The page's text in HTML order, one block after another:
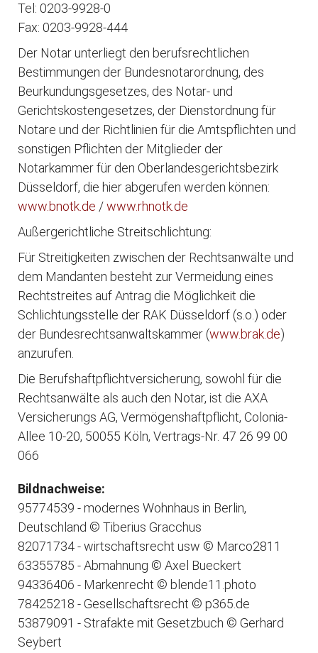
Tel: 0203-9928-0
Fax: 0203-9928-444
Der Notar unterliegt den berufsrechtlichen
Bestimmungen der Bundesnotarordnung, des
Beurkundungsgesetzes, des Notar- und
Gerichtskostengesetzes, der Dienstordnung für
Notare und der Richtlinien für die Amtspflichten und
sonstigen Pflichten der Mitglieder der
Notarkammer für den Oberlandesgerichtsbezirk
Düsseldorf, die hier abgerufen werden können:
www.bnotk.de /www.rhnotk.de
Außergerichtliche Streitschlichtung:
Für Streitigkeiten zwischen der Rechtsanwälte und
dem Mandanten besteht zur Vermeidung eines
Rechtstreites auf Antrag die Möglichkeit die
Schlichtungsstelle der RAK Düsseldorf (s.o.) oder
der Bundesrechtsanwaltskammer (www.brak.de)
anzurufen.
Die Berufshaftpflichtversicherung, sowohl für die
Rechtsanwälte als auch den Notar, ist die AXA
Versicherungs AG, Vermögenshaftpflicht, Colonia-
Allee 10-20, 50055 Köln, Vertrags-Nr. 47 26 99 00
066
Bildnachweise:
95774539 - modernes Wohnhaus in Berlin,
Deutschland © Tiberius Gracchus
82071734 - wirtschaftsrecht usw © Marco2811
63355785 - Abmahnung © Axel Bueckert
94336406 - Markenrecht © blende11.photo
78425218 - Gesellschaftsrecht © p365.de
53879091 - Strafakte mit Gesetzbuch © Gerhard
Seybert